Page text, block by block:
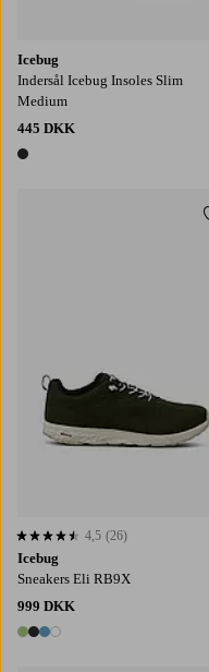
Icebug
Indersål Icebug Insoles Slim
Medium
445 DKK
1 farve
Icebug
Sneakers Eli RB9X
999 DKK
4 farver
4,5 baseret på 26 bedømmelser
4,5 (26)